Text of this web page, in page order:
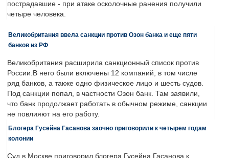
пострадавшие - при атаке осколочные ранения получили
четыре человека.
Великобритания ввела санкции против Озон банка и еще пяти
банков из РФ
Великобритания расширила санкционный список против
России.В него были включены 12 компаний, в том числе
ряд банков, а также одно физическое лицо и шесть судов.
Под санкции попал, в частности Озон банк. Там заявили,
что банк продолжает работать в обычном режиме, санкции
не повлияют на его работу.
Блогера Гусейна Гасанова заочно приговорили к четырем годам
колонии
Суд в Москве приговорил блогера Гусейна Гасанова к